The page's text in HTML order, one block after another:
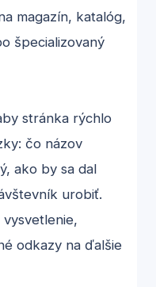
magazín, katalóg,
špecializovaný
stránka rýchlo
čo názov
ako by sa dal
urobiť.
odkazy na ďalšie